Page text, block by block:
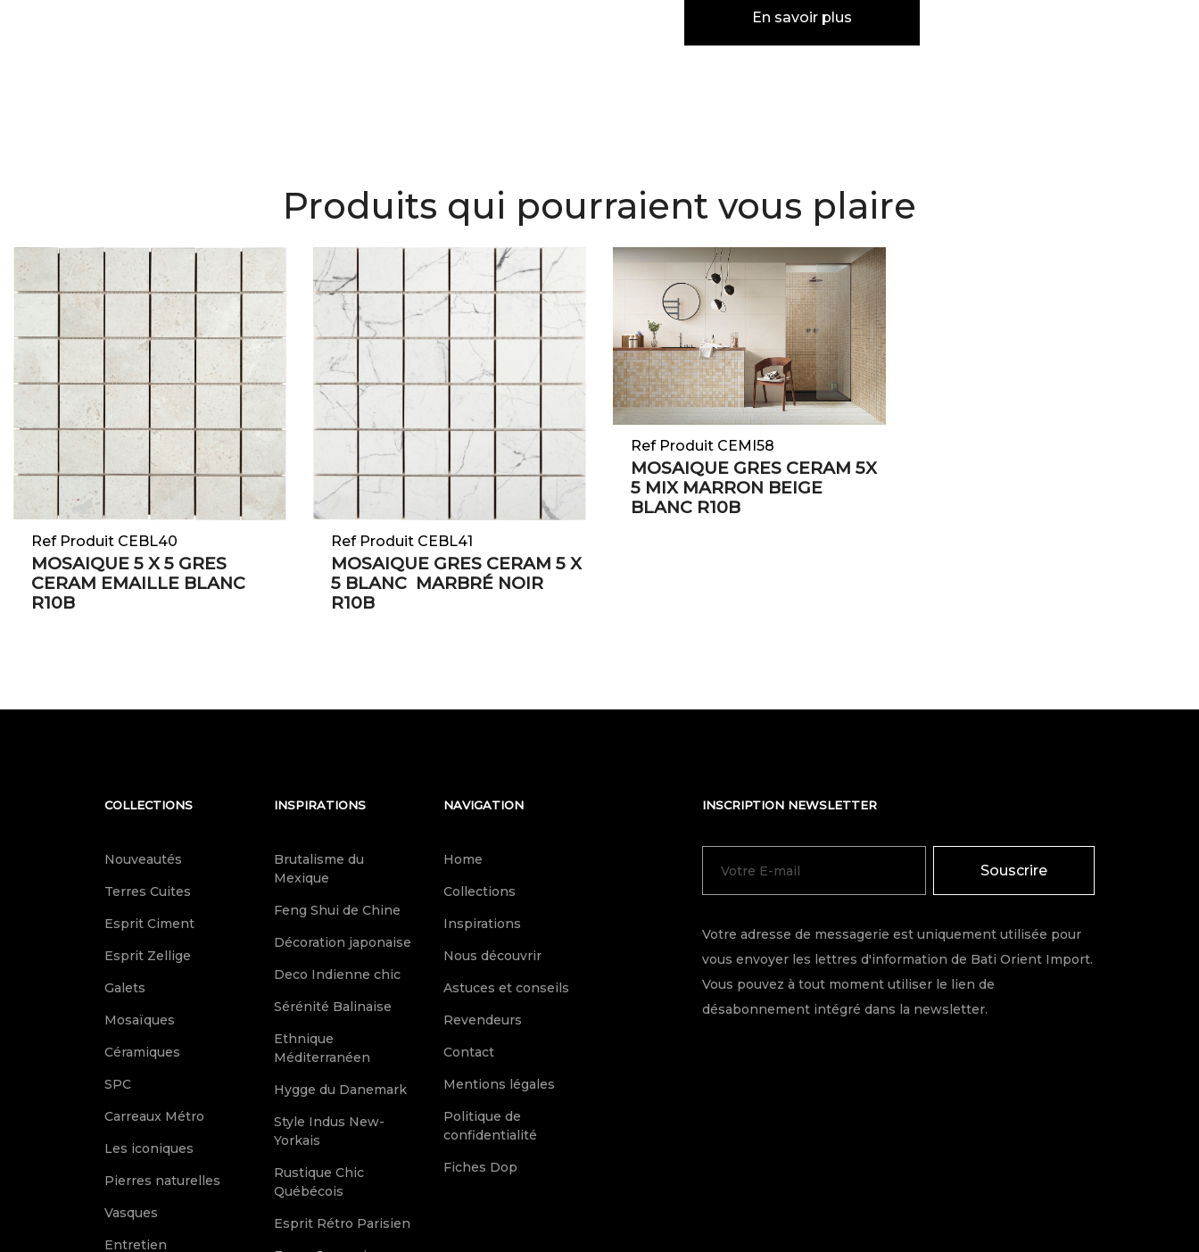
En savoir plus
Produits qui pourraient vous plaire
Ref Produit CEBL40
MOSAIQUE 5 X 5 GRES
CERAM EMAILLE BLANC
R10B
Ref Produit CEBL41
MOSAIQUE GRES CERAM 5 X
5 BLANC MARBRÉ NOIR
R10B
Ref Produit CEMI58
MOSAIQUE GRES CERAM 5X
5 MIX MARRON BEIGE
BLANC R10B
COLLECTIONS
Nouveautés
Terres Cuites
Esprit Ciment
Esprit Zellige
Galets
Mosaïques
Céramiques
SPC
Carreaux Métro
Les iconiques
Pierres naturelles
Vasques
Entretien
INSPIRATIONS
Brutalisme du
Mexique
Feng Shui de Chine
Décoration japonaise
Deco Indienne chic
Sérénité Balinaise
Ethnique
Méditerranéen
Hygge du Danemark
Style Indus New-
Yorkais
Rustique Chic
Québécois
Esprit Rétro Parisien
NAVIGATION
Home
Collections
Inspirations
Nous découvrir
Astuces et conseils
Revendeurs
Contact
Mentions légales
Politique de
confidentialité
Fiches Dop
INSCRIPTION NEWSLETTER
Souscrire
Votre adresse de messagerie est uniquement utilisée pour
vous envoyer les lettres d'information de Bati Orient Import.
Vous pouvez à tout moment utiliser le lien de
désabonnement intégré dans la newsletter.